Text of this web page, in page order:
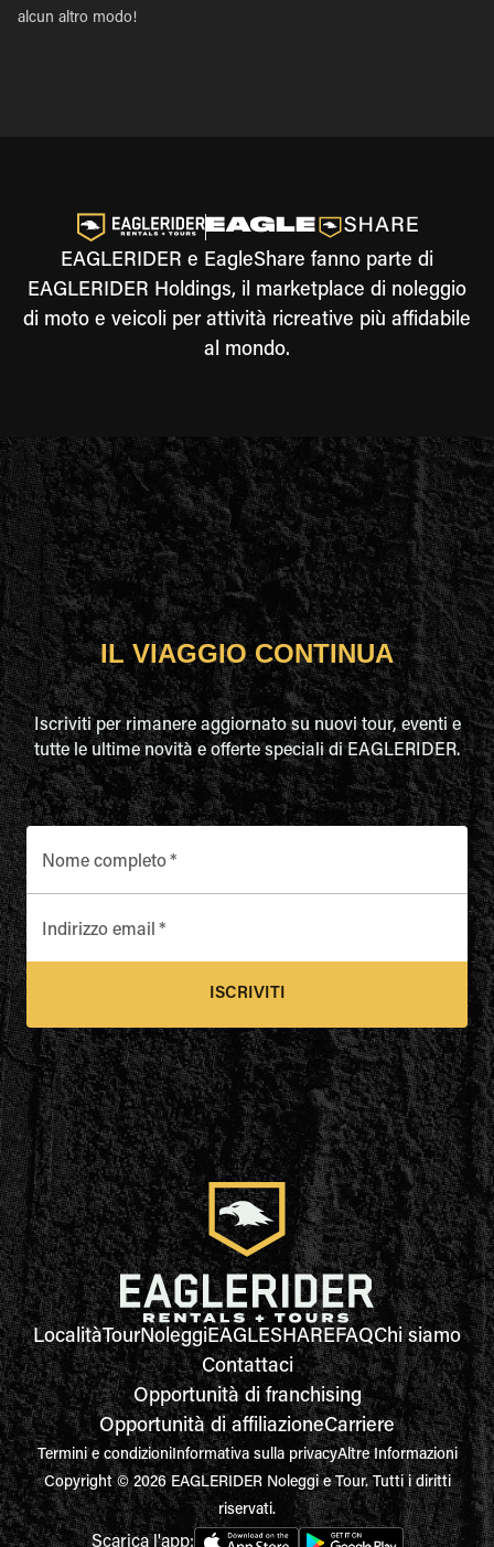
alcun altro modo!
EAGLERIDER e EagleShare fanno parte di
EAGLERIDER Holdings, il marketplace di noleggio
di moto e veicoli per attività ricreative più affidabile
al mondo.
IL VIAGGIO CONTINUA
Iscriviti per rimanere aggiornato su nuovi tour, eventi e
tutte le ultime novità e offerte speciali di EAGLERIDER.
Nome completo*
Indirizzo email *
ISCRIVITI
LocalitàTourNoleggiEAGLESHAREFAQChi siamo
Contattaci
Opportunità di franchising
Opportunità di affiliazioneCarriere
Termini e condizioniInformativa sulla privacyAltre Informazioni
Copyright © 2026 EAGLERIDER Noleggi e Tour. Tutti i diritti
riservati.
Scarica l'app: